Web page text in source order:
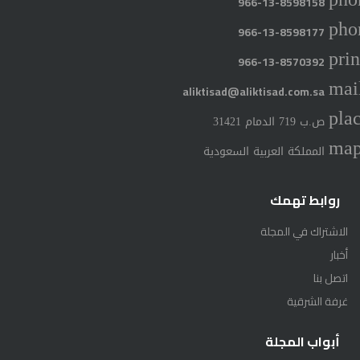
966-13-8598177
966-13-8570392
aliktisad@aliktisad.com.sa
ص.ب 719 الدمام 31421
المملكة العربية السعودية
روابط تهمك
الاشتراك في المجلة
أخبار
اتصل بنا
غرفة الشرقية
أبواب المجلة